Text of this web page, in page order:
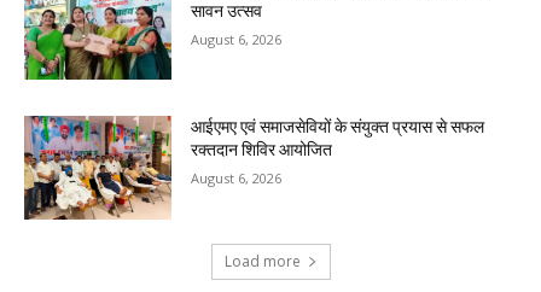
सावन उत्सव
August 6, 2026
आईएमए एवं समाजसेवियों के संयुक्त प्रयास से सफल
रक्तदान शिविर आयोजित
August 6, 2026
Load more